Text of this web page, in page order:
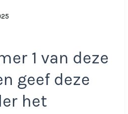
1 van deze
geef deze
het